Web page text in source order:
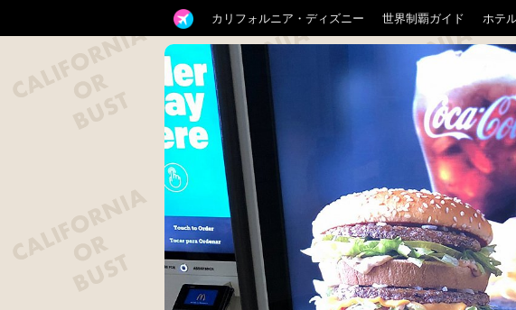
カリフォルニア・ディズニー 世界制覇ガイド ホテ